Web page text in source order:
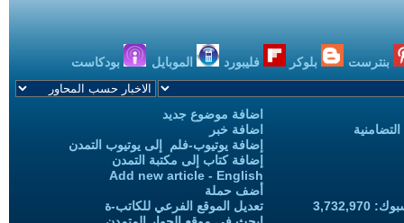
بنترست بلوكر فليبورد الموبايل بودكاست
اضافة موضوع جديد
اضافة خبر
إضافة يوتيوب-فلم إلى يوتيوب التمدن
إضافة كتاب إلى مكتبة التمدن
Add new article - English
أضف حملة
تعديل الموقع الفرعي للكاتب-ة